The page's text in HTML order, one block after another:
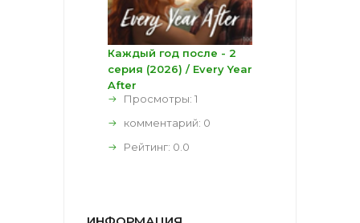
Каждый год после - 2
серия (2026) / Every Year
After
Просмотры: 1
комментарий: 0
Рейтинг: 0.0